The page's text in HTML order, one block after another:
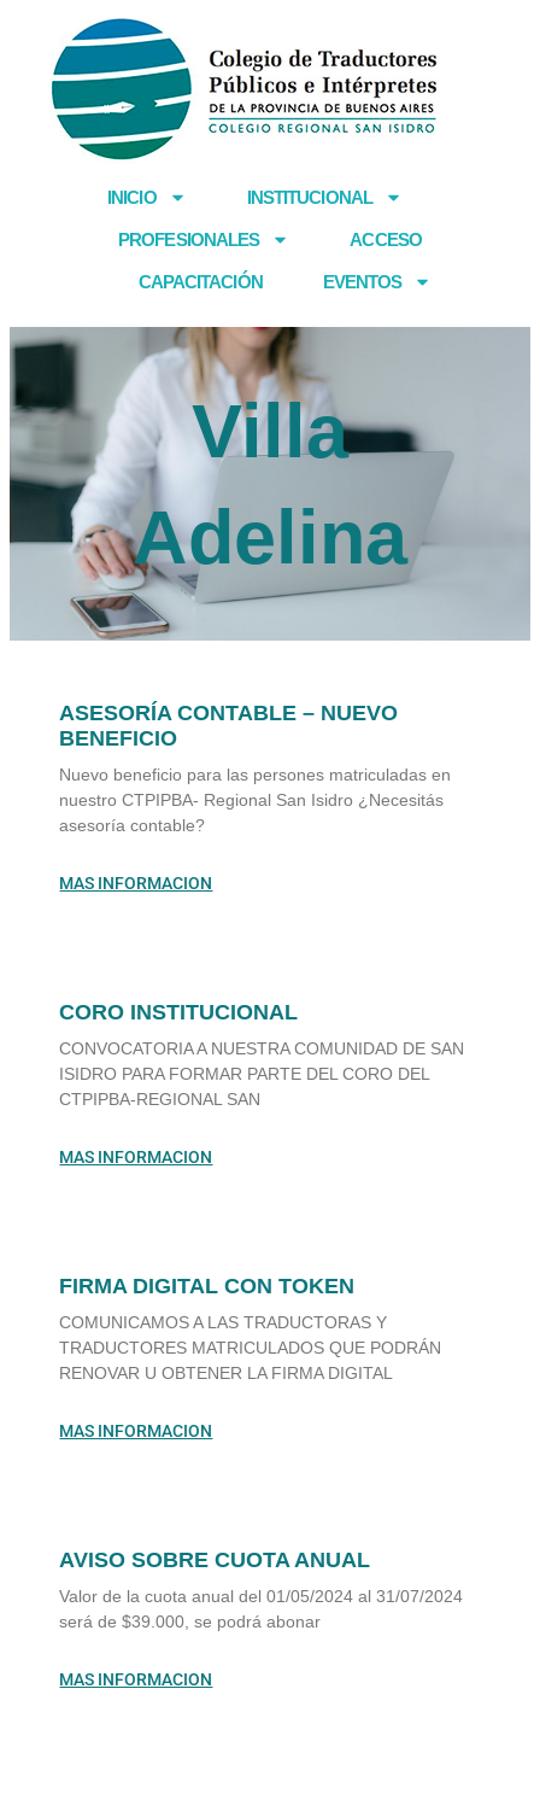
contenido
INICIO INSTITUCIONAL
PROFESIONALES ACCESO
CAPACITACIÓN EVENTOS
Villa
Adelina
ASESORÍA CONTABLE – NUEVO
BENEFICIO
Nuevo beneficio para las persones matriculadas en
nuestro CTPIPBA- Regional San Isidro ¿Necesitás
asesoría contable?
MAS INFORMACION
CORO INSTITUCIONAL
CONVOCATORIA A NUESTRA COMUNIDAD DE SAN
ISIDRO PARA FORMAR PARTE DEL CORO DEL
CTPIPBA-REGIONAL SAN
MAS INFORMACION
FIRMA DIGITAL CON TOKEN
COMUNICAMOS A LAS TRADUCTORAS Y
TRADUCTORES MATRICULADOS QUE PODRÁN
RENOVAR U OBTENER LA FIRMA DIGITAL
MAS INFORMACION
AVISO SOBRE CUOTA ANUAL
Valor de la cuota anual del 01/05/2024 al 31/07/2024
será de $39.000, se podrá abonar
MAS INFORMACION